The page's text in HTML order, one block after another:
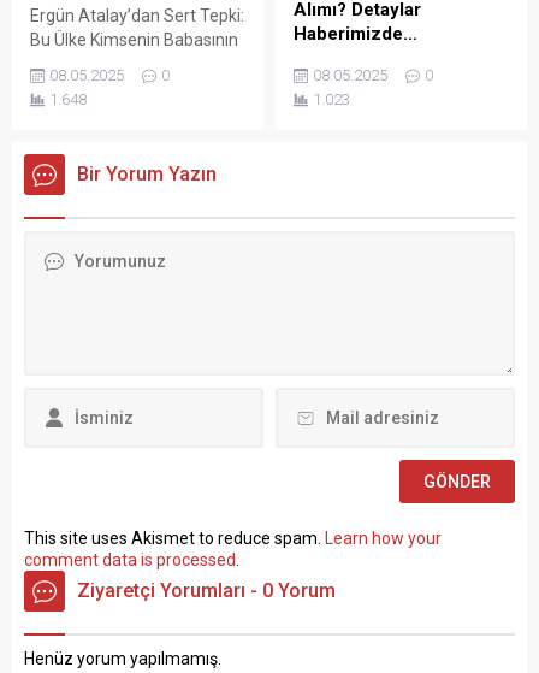
başvurarak “İşçiden amir
olmaz” ifadesini
kullanmasının...
Ergün Atalay’dan Sert Tepki:
Bu Ülke Kimsenin Babasının
Sendikaları Konfederasyonu
(TÜRK-İŞ) Genel Başkanı
sözleşmelerinde yaşanan
tıkanma ve ekonomik
TÜRK-İŞ Genel Merkezinde
08.05.2025
0
1.648
Alımı? Detaylar
Haberimizde…
BAKANLIĞI Vakıflar Genel
Müdürlüğü SÖZLEŞMELİ
Sosyal Çalışmacı; sözlü
08.05.2025
0
1.023
Bir Yorum Yazın
This site uses Akismet to reduce spam.
Learn how your
comment data is processed
Ziyaretçi Yorumları - 0 Yorum
Henüz yorum yapılmamış.